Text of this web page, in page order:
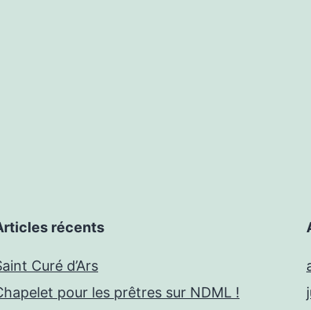
récents
Curé d’Ars
pour les prêtres sur NDML !